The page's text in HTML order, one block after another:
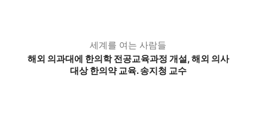
세계를 여는 사람들
해외 의과대에 한의학 전공교육과정 개설, 해외 의사
대상 한의약 교육. 송지청 교수